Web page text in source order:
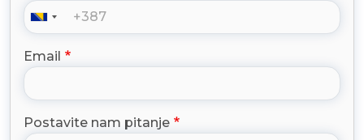
Email
Postavite nam pitanje